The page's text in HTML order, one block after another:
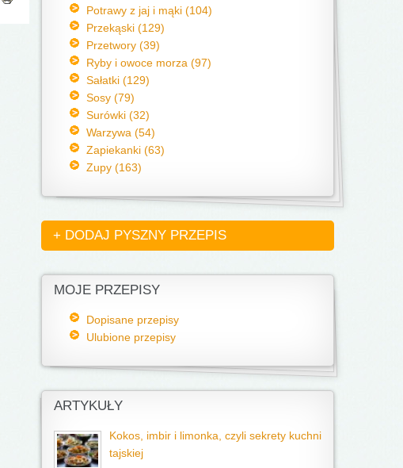
Potrawy z jaj i mąki (104)
Przekąski (129)
Przetwory (39)
Ryby i owoce morza (97)
Sałatki (129)
Sosy (79)
Surówki (32)
Warzywa (54)
Zapiekanki (63)
Zupy (163)
+ DODAJ PYSZNY PRZEPIS
MOJE PRZEPISY
Dopisane przepisy
Ulubione przepisy
ARTYKUŁY
Kokos, imbir i limonka, czyli sekrety kuchni
tajskiej